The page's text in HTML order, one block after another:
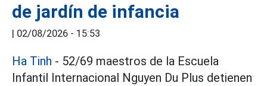
de jardín de infancia
| 02/08/2026 - 15:53
Ha Tinh - 52/69 maestros de la Escuela
Infantil Internacional Nguyen Du Plus detienen